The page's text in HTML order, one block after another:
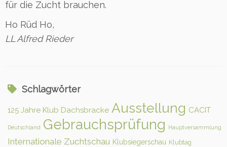
für die Zucht brauchen.
Ho Rüd Ho,
LL Alfred Rieder
Schlagwörter
125 Jahre Klub Dachsbracke Ausstellung CACIT
Deutschland Gebrauchsprüfung Hauptversammlung
Internationale Zuchtschau Klubsiegerschau Klubtag